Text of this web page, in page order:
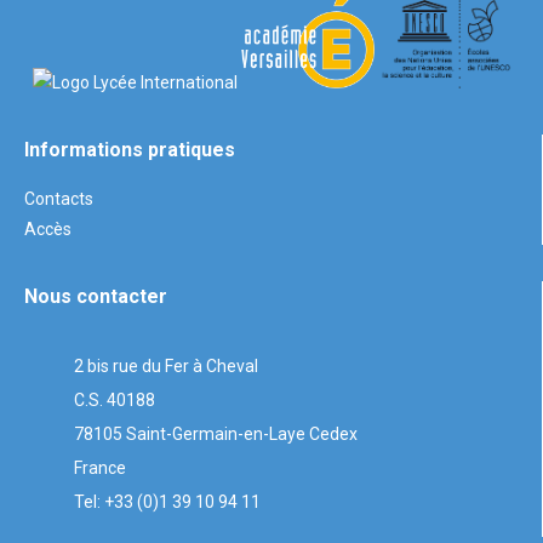
Informations pratiques
Contacts
Accès
Nous contacter
2 bis rue du Fer à Cheval
C.S. 40188
78105 Saint-Germain-en-Laye Cedex
France
Tel: +33 (0)1 39 10 94 11